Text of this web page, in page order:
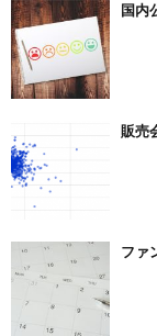
国内
販売
ファ